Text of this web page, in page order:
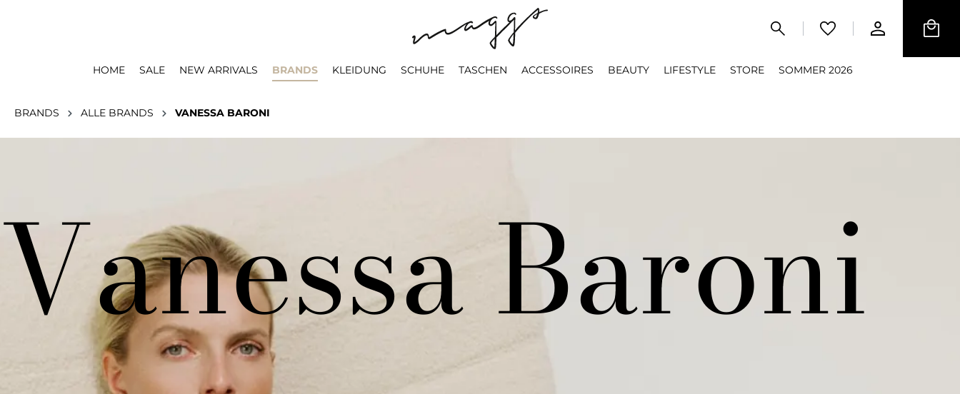
HOME SALE NEW ARRIVALS BRANDS KLEIDUNG SCHUHE TASCHEN ACCESSOIRES BEAUTY LIFESTYLE STORE SOMMER 2026
BRANDS ALLE BRANDS VANESSA BARONI
Vanessa Baroni